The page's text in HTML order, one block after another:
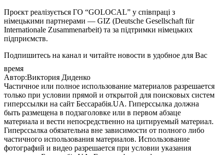
Проєкт реалізується ГО “GOLOCAL” у співпраці з
німецькими партнерами — GIZ (Deutsche Gesellschaft für
Internationale Zusammenarbeit) та за підтримки німецьких
підприємств.
Подпишитесь на канал и читайте новости в удобное для Вас
время
Автор:Виктория Диденко
Частичное или полное использование материалов разрешается
только при условии прямой и открытой для поисковых систем
гиперссылки на сайт Бессарабія.UA. Гиперссылка должна
быть размещена в подзаголовке или в первом абзаце
материала и вести непосредственно на цитируемый материал.
Гиперссылка обязательна вне зависимости от полного либо
частичного использования материалов. Использование
фотографий и видео разрешается при условии указания